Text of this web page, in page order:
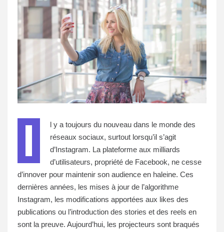
I
l y a toujours du nouveau dans le monde des
réseaux sociaux, surtout lorsqu’il s’agit
d’Instagram. La plateforme aux milliards
d’utilisateurs, propriété de Facebook, ne cesse
d’innover pour maintenir son audience en haleine. Ces
dernières années, les mises à jour de l’algorithme
Instagram, les modifications apportées aux likes des
publications ou l’introduction des stories et des reels en
sont la preuve. Aujourd’hui, les projecteurs sont braqués